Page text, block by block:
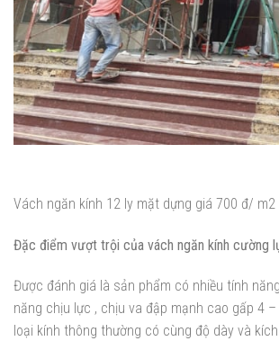
Vách ngăn kính 12 ly mặt dựng giá 700 đ/ m2
Đặc điểm vượt trội của vách ngăn kính cường
Được đánh giá là sản phẩm có nhiều tính
năng chịu lực , chịu va đập mạnh cao gấp 4
loại kính thông thường có cùng độ dày và